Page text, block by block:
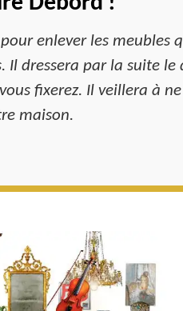
enlever les meubles
dressera par la suite le
fixerez. Il veillera à
maison.